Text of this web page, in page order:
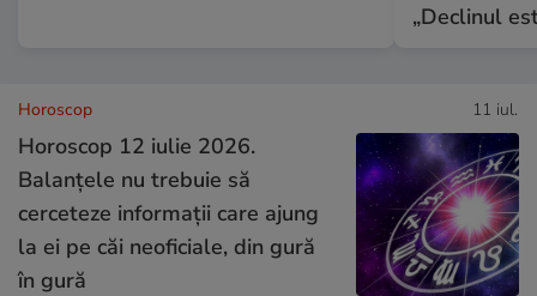
„Declinul
Horoscop 11 iul.
Horoscop 12 iulie 2026.
Balanțele nu trebuie să
cerceteze informații care ajung
la ei pe căi neoficiale, din gură
în gură